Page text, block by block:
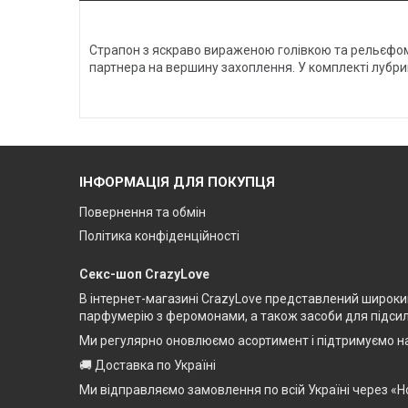
Страпон з яскраво вираженою голівкою та
партнера на вершину захоплення. У комплекті
ІНФОРМАЦІЯ ДЛЯ ПОКУПЦЯ
Повернення та обмін
Політика конфіденційності
Секс-шоп CrazyLove
В інтернет-магазині CrazyLove представлений
парфумерію з феромонами, а також засоби для
Ми регулярно оновлюємо асортимент і підтримуємо
🚚 Доставка по Україні
Ми відправляємо замовлення по всій Україні через